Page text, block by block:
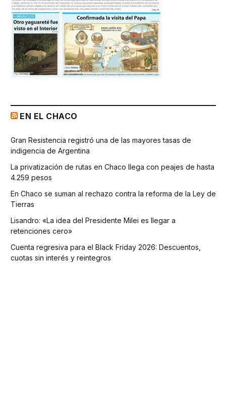
EN EL CHACO
Gran Resistencia registró una de las mayores tasas de
indigencia de Argentina
La privatización de rutas en Chaco llega con peajes de hasta
4.259 pesos
En Chaco se suman al rechazo contra la reforma de la Ley de
Tierras
Lisandro: «La idea del Presidente Milei es llegar a
retenciones cero»
Cuenta regresiva para el Black Friday 2026: Descuentos,
cuotas sin interés y reintegros